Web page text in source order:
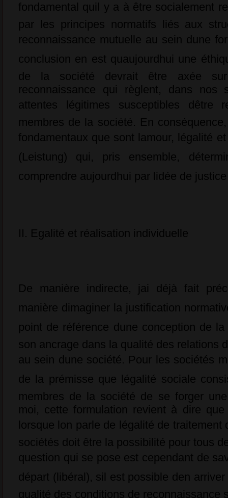
fondamental quil y a à être socialement
par les principes normatifs liés aux
reconnaissance mutuelle au sein dune
conclusion en est quaujourdhui une
de la société devrait être axée
reconnaissance qui règlent, dans nos
attentes légitimes susceptibles dêtre
membres de la société. En
fondamentaux que sont lamour, légalité
(Leistung) qui, pris ensemble,
comprendre aujourdhui par lidée de
II. Egalité et réalisation individuelle
De manière indirecte, jai déjà fait
manière dimaginer la justification
point de référence dune conception de
son ancrage dans la qualité des relations
au sein dune société. Pour les sociétés
de la prémisse que légalité sociale
membres de la société de se forger
moi, cette formulation revient à dire
lorsque lon parle de légalité de
sociétés doit être la possibilité pour tous
question qui se pose est cependant de
départ (libéral), sil est possible den
qualité des conditions de reconnaissance